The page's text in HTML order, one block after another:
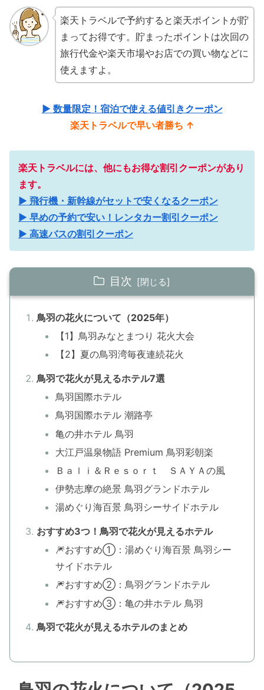
楽天トラベルで予約すると楽天ポイントが貯
まってお得です。貯まったポイントは次回の
旅行代金や楽天市場やお店での買い物などに
使えますよ。
▶ 数量限定！宿泊で使える値引きクーポン
楽天トラベルで早い者勝ち ↑
楽天トラベルには、他にもお得な割引クーポンがあり
ます。
▶ 飛行機・新幹線がセットで安くなるクーポン
▶ 早めの予約で安い！レンタカー割引クーポン
▶ 高速バスの割引クーポン
目次
鳥羽の花火について（2025年）
【1】鳥羽みなとまつり 花火大会
【2】夏の鳥羽湾毎夜連続花火
鳥羽で花火が見えるホテル7選
鳥羽国際ホテル
鳥羽国際ホテル 潮路亭
亀の井ホテル 鳥羽
大江戸温泉物語 Premium 鳥羽彩朝楽
Ｂａｌｉ＆Ｒｅｓｏｒｔ ＳＡＹＡの風
伊勢志摩の絶景 鳥羽グランドホテル
湯めぐり海百景 鳥羽シーサイドホテル
おすすめ3つ！鳥羽で花火が見えるホテル
🎆おすすめ①：湯めぐり海百景 鳥羽シー
サイドホテル
🎆おすすめ②：鳥羽グランドホテル
🎆おすすめ③：亀の井ホテル 鳥羽
鳥羽で花火が見えるホテルのまとめ